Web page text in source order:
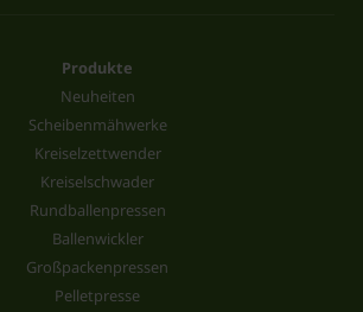
Produkte
Neuheiten
Scheibenmähwerke
Kreiselzettwender
Kreiselschwader
Rundballenpressen
Ballenwickler
Großpackenpressen
Pelletpresse